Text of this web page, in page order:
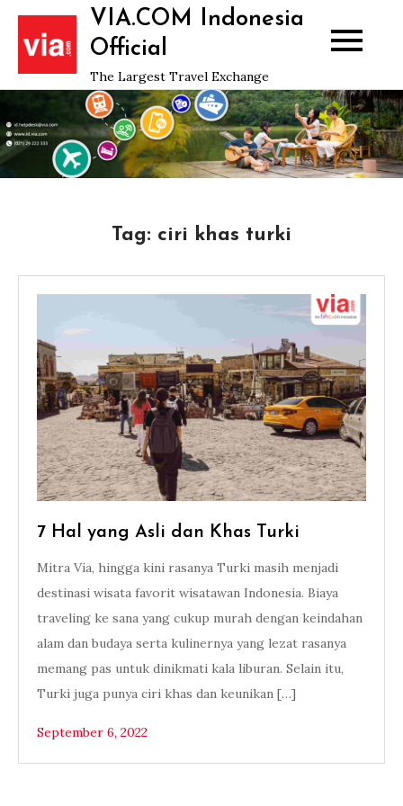
Skip
content
VIA.COM Indonesia
Official
The Largest Travel Exchange
Tag: ciri khas turki
7 Hal yang Asli dan Khas Turki
Mitra Via, hingga kini rasanya Turki masih menjadi
destinasi wisata favorit wisatawan Indonesia. Biaya
traveling ke sana yang cukup murah dengan keindahan
alam dan budaya serta kulinernya yang lezat rasanya
memang pas untuk dinikmati kala liburan. Selain itu,
Turki juga punya ciri khas dan keunikan […]
September 6, 2022